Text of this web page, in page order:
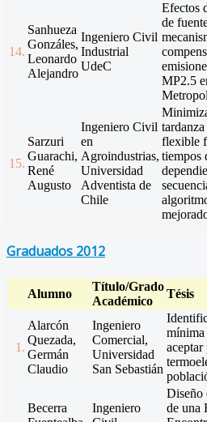
14.
Sanhueza
Gonzáles,
Leonardo
Alejandro
Ingeniero Civil
Industrial
UdeC
Efectos
de
MP2.5
15.
Sarzuri
Guarachi,
René
Augusto
Ingeniero Civil
en
Agroindustrias,
Universidad
Adventista de
Chile
flexible
tiempos
Graduados 2012
Alumno
Título/Grado
Académico
Tésis
1.
Alarcón
Quezada,
Germán
Claudio
Ingeniero
Comercial,
Universidad
San Sebastián
mínima
aceptar
Becerra
Ingeniero
Diseño
de una